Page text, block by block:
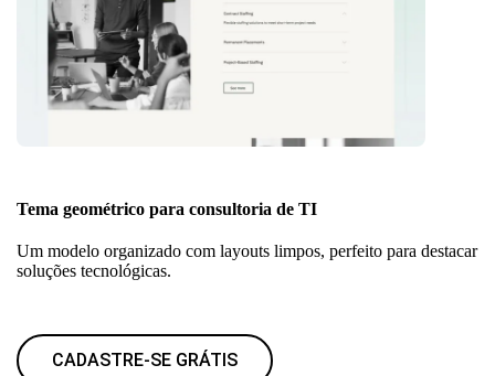
Tema geométrico para consultoria de TI
Um modelo organizado com layouts limpos, perfeito para destacar
soluções tecnológicas.
CADASTRE-SE GRÁTIS